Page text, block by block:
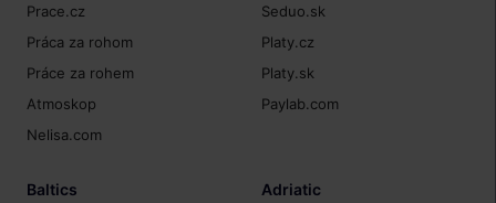
Prace.cz
Práca za rohom
Práce za rohem
Atmoskop
Nelisa.com
Seduo.sk
Platy.cz
Platy.sk
Paylab.com
Baltics Adriatic